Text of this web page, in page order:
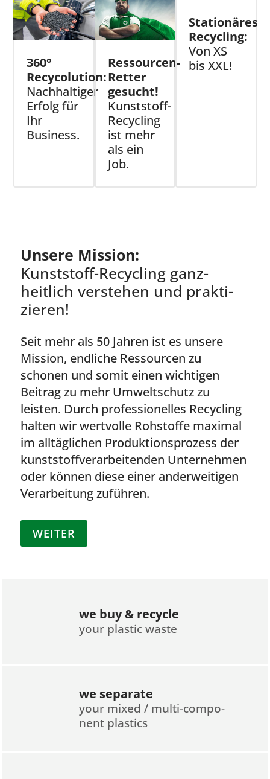
360°
Recycolution:
Nachhaltiger
Erfolg für
Ihr
Business.
Ressourcen-
Retter
gesucht!
Kunststoff-
Recycling
ist mehr
als ein
Job.
Stationäres
Recycling:
Von XS
bis XXL!
Unsere Mission:
Kunststoff-Recycling ganz­
heitlich verstehen und prakti­
zieren!
Seit mehr als 50 Jahren ist es unsere
Mission, endliche Ressourcen zu
schonen und somit einen wichtigen
Beitrag zu mehr Umweltschutz zu
leisten. Durch professionelles Recycling
halten wir wertvolle Rohstoffe maximal
im alltäglichen Produktionsprozess der
kunststoffverarbeitenden Unternehmen
oder können diese einer anderweitigen
Verarbeitung zuführen.
WEITER
we buy & recycle
your plastic waste
we separate
your mixed / multi-compo­
nent plastics